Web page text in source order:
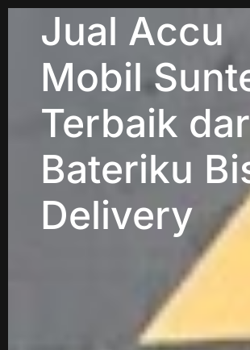
Jual Accu
Mobil
Terbaik
Bateriku
Delivery